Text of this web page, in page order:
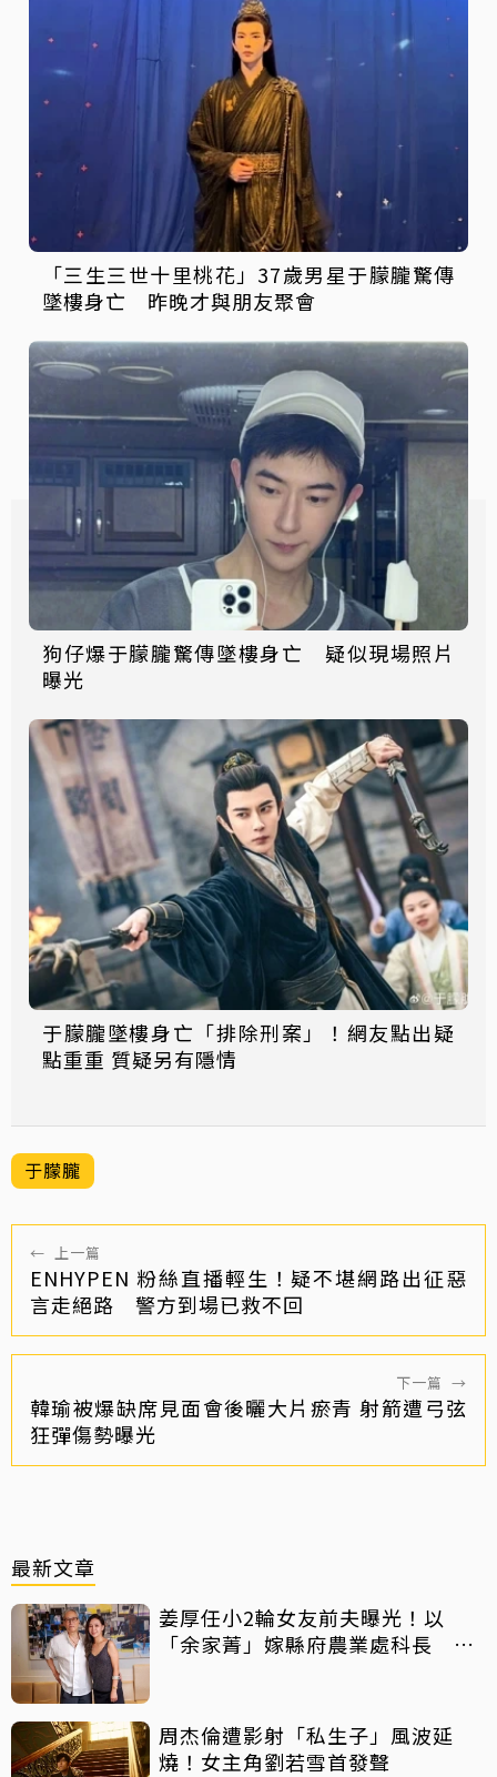
「三生三世十里桃花」37歲男星于朦朧驚傳
墜樓身亡 昨晚才與朋友聚會
狗仔爆于朦朧驚傳墜樓身亡 疑似現場照片
曝光
于朦朧墜樓身亡「排除刑案」！網友點出疑
點重重 質疑另有隱情
于朦朧
← 上一篇
ENHYPEN 粉絲直播輕生！疑不堪網路出征惡
言走絕路 警方到場已救不回
下一篇 →
韓瑜被爆缺席見面會後曬大片瘀青 射箭遭弓弦
狂彈傷勢曝光
最新文章
姜厚任小2輪女友前夫曝光！以
「余家菁」嫁縣府農業處科長 交
周杰倫遭影射「私生子」風波延
燒！女主角劉若雪首發聲